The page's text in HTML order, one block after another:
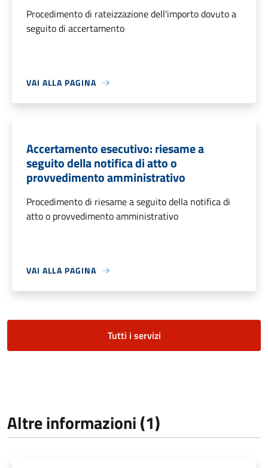
Procedimento di rateizzazione dell'importo dovuto a
seguito di accertamento
VAI ALLA PAGINA
Accertamento esecutivo: riesame a
seguito della notifica di atto o
provvedimento amministrativo
Procedimento di riesame a seguito della notifica di
atto o provvedimento amministrativo
VAI ALLA PAGINA
Tutti i servizi
Altre informazioni (1)